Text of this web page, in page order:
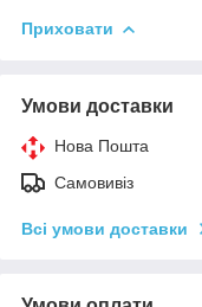
Приховати
Умови доставки
Нова Пошта
Самовивіз
Всі умови доставки